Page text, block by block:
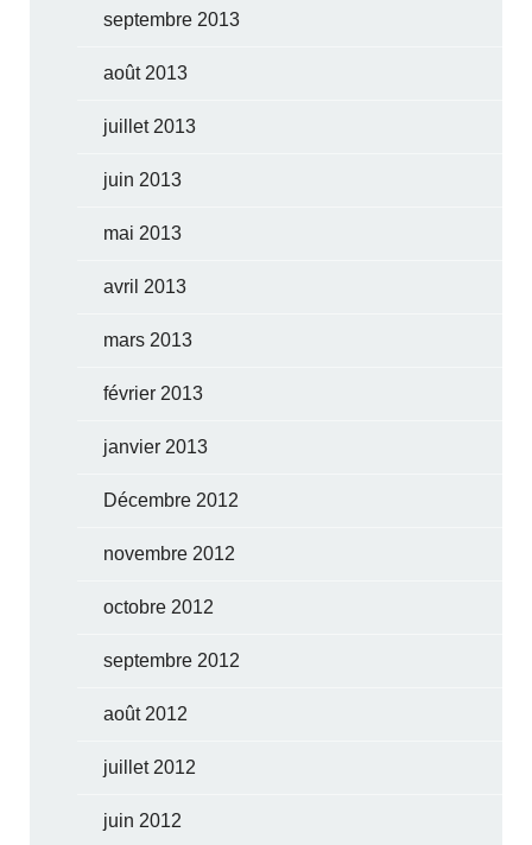
septembre 2013
août 2013
juillet 2013
juin 2013
mai 2013
avril 2013
mars 2013
février 2013
janvier 2013
Décembre 2012
novembre 2012
octobre 2012
septembre 2012
août 2012
juillet 2012
juin 2012